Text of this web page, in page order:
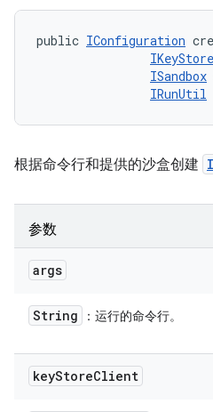
public IConfiguration
ISandbox
IRunUtil
根据命令行和提供的沙盒创建
参数
args
String ：运行的命令行。
keyStoreClient